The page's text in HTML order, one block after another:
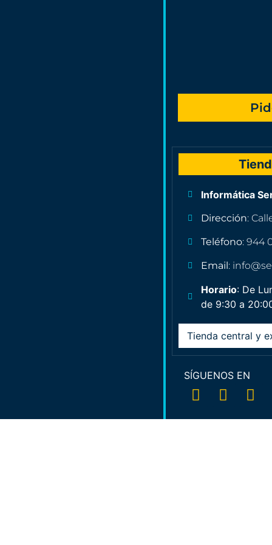
Informática
Dirección:
Teléfono: 944
Email :
Horario: De
de 9:30 a
Tienda central y
SÍGUENOS EN